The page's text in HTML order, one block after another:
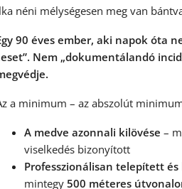
néni mélységesen meg van
90 éves ember, aki napok óta
Nem „dokumentálandó
a minimum – az abszolút
A medve azonnali kilövése –
viselkedés bizonyított
Professzionálisan telepített
mintegy 500 méteres